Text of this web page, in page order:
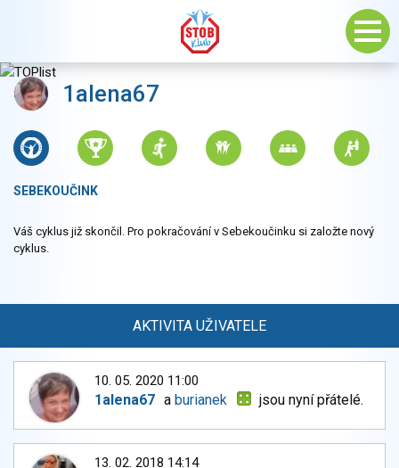
1alena67
SEBEKOUČINK
Váš cyklus již skončil. Pro pokračování v Sebekoučinku si založte nový
cyklus.
AKTIVITA UŽIVATELE
10. 05. 2020 11:00
1alena67 a burianek jsou nyní přátelé.
13. 02. 2018 14:14